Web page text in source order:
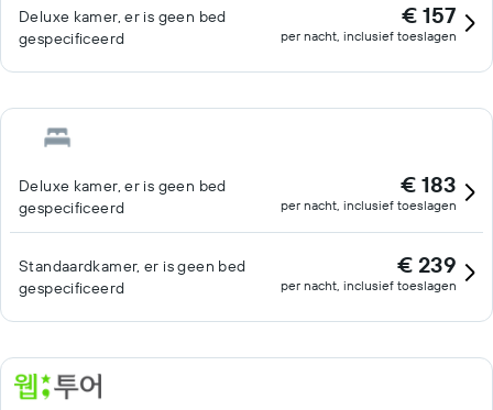
Deluxe kamer, er is geen bed
gespecificeerd
€ 157
per nacht, inclusief toeslagen
Deluxe kamer, er is geen bed
gespecificeerd
€ 183
per nacht, inclusief toeslagen
Standaardkamer, er is geen bed
gespecificeerd
€ 239
per nacht, inclusief toeslagen